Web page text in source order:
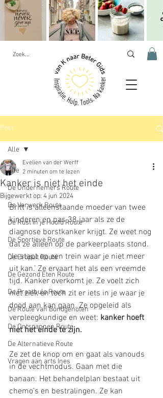
Post
Alle
De Ondernemers Route
De Verwerk Route
De Rust in je Hoofd Route
De Sportieve Route
De Eropuit Route
De Gezond Eten Route
De Praathulp Route
De Route van Bondgenoten
De Ontspannen Route
De Alternatieve Route
Vragen aan arts Ines
Alle
Kanker is niet het einde
Evelien van der Werff
2 minuten om te lezen
Bijgewerkt op: 4 jun 2024
Britt is alleenstaande moeder van twee
kinderen en pas 38 jaar als ze de
diagnose borstkanker krijgt. Ze weet nog
dat ze alleen op de parkeerplaats stond.
‘Je stapt op een trein waar je niet meer
uit kan.’ Ze ervaart het als een vreemde
tijd. Kanker overkomt je. Ze voelt zich
niet ziek en toch zit er iets in je waar je
dood aan kan gaan. Ze opgeleid als
verpleegkundige en weet: kanker hoeft
niet het einde te zijn.
Ze zet de knop om en gaat als vanouds
in de vechtmodus. Gaan met die
banaan. Het behandelplan bestaat uit
chemo’s en bestralingen. Ze kan